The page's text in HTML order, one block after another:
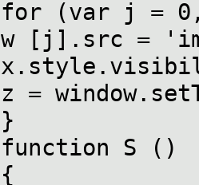
for (var j = 0,
w [j].src =
z =
}
function S ()
{